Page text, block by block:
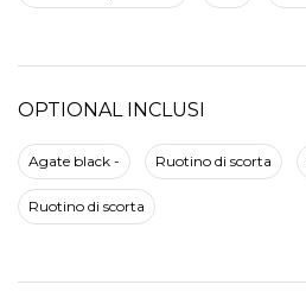
OPTIONAL INCLUSI
Agate black - Ruotino di scorta
Ruotino di scorta